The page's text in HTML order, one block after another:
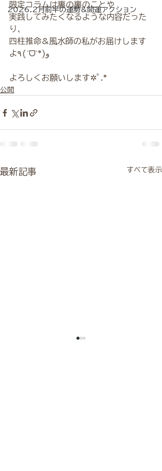
2026.2月前半の運勢&開運アクション
限定コラムは裏の裏のことや
実践してみたくなるような内容だった
り、
四柱推命&風水師の私がお届けします
よ٩(ˊᗜˋ*)و
よろしくお願いします✲ﾟ.*
公開
最新記事 すべて表示